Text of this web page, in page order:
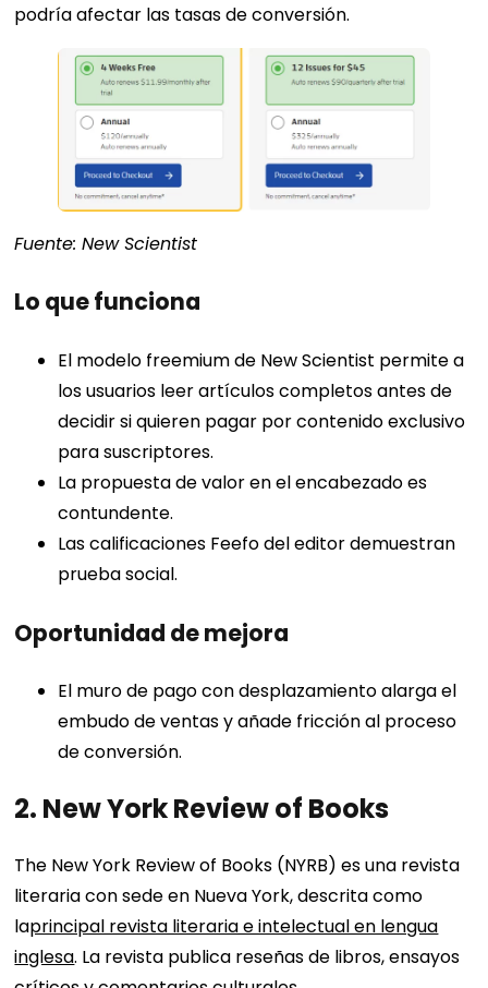
podría afectar las tasas de conversión.
Fuente: New Scientist
Lo que funciona
El modelo freemium de New Scientist permite a
los usuarios leer artículos completos antes de
decidir si quieren pagar por contenido exclusivo
para suscriptores.
La propuesta de valor en el encabezado es
contundente.
Las calificaciones Feefo del editor demuestran
prueba social.
Oportunidad de mejora
El muro de pago con desplazamiento alarga el
embudo de ventas y añade fricción al proceso
de conversión.
2. New York Review of Books
The New York Review of Books (NYRB) es una revista
literaria con sede en Nueva York, descrita como
laprincipal revista literaria e intelectual en lengua
inglesa. La revista publica reseñas de libros, ensayos